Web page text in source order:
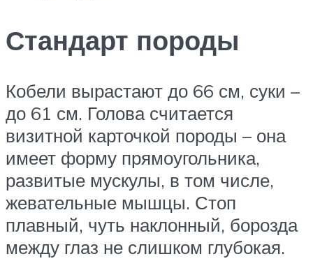
Стандарт породы
Кобели вырастают до 66 см, суки –
до 61 см. Голова считается
визитной карточкой породы – она
имеет форму прямоугольника,
развитые мускулы, в том числе,
жевательные мышцы. Стоп
плавный, чуть наклонный, борозда
между глаз не слишком глубокая.